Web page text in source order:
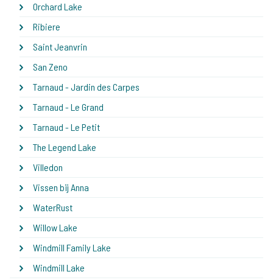
Orchard Lake
Ribiere
Saint Jeanvrin
San Zeno
Tarnaud - Jardin des Carpes
Tarnaud - Le Grand
Tarnaud - Le Petit
The Legend Lake
Villedon
Vissen bij Anna
WaterRust
Willow Lake
Windmill Family Lake
Windmill Lake